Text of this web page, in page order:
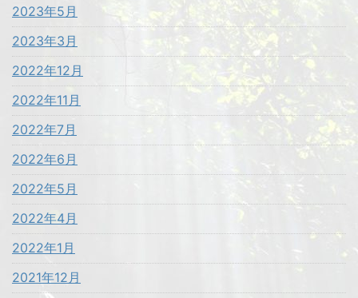
2023年5月
2023年3月
2022年12月
2022年11月
2022年7月
2022年6月
2022年5月
2022年4月
2022年1月
2021年12月